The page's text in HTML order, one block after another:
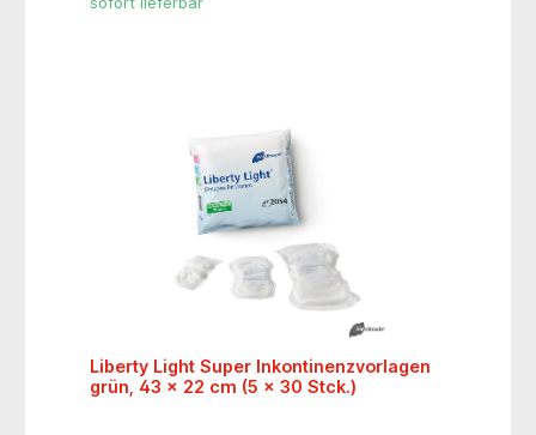
Liberty Light Super Inkontinenzvorlagen
grün, 43 x 22 cm (5 x 30 Stck.)